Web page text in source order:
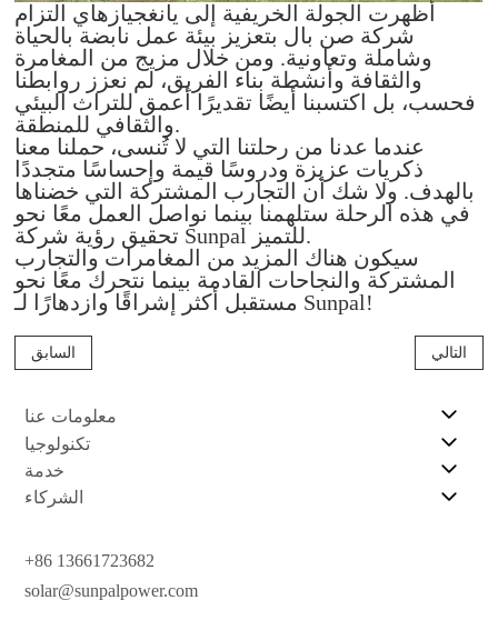
أظهرت الجولة الخريفية إلى يانغجيازهاي التزام
شركة صن بال بتعزيز بيئة عمل نابضة بالحياة
وشاملة وتعاونية. ومن خلال مزيج من المغامرة
والثقافة وأنشطة بناء الفريق، لم نعزز روابطنا
فحسب، بل اكتسبنا أيضًا تقديرًا أعمق للتراث البيئي
والثقافي للمنطقة.
عندما عدنا من رحلتنا التي لا تُنسى، حملنا معنا
ذكريات عزيزة ودروسًا قيمة وإحساسًا متجددًا
بالهدف. ولا شك أن التجارب المشتركة التي خضناها
في هذه الرحلة ستلهمنا بينما نواصل العمل معًا نحو
تحقيق رؤية شركة Sunpal للتميز.
سيكون هناك المزيد من المغامرات والتجارب
المشتركة والنجاحات القادمة بينما نتحرك معًا نحو
مستقبل أكثر إشراقًا وازدهارًا لـ Sunpal!
السابق التالي
معلومات عنا
تكنولوجيا
خدمة
الشركاء
+86 13661723682
solar@sunpalpower.com